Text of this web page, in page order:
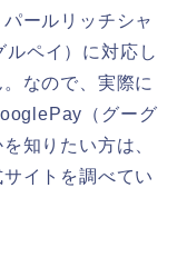
ールリッチシャ
ペイ）に対応し
なので、実際に
（グーグ
知りたい方は、
イトを調べてい